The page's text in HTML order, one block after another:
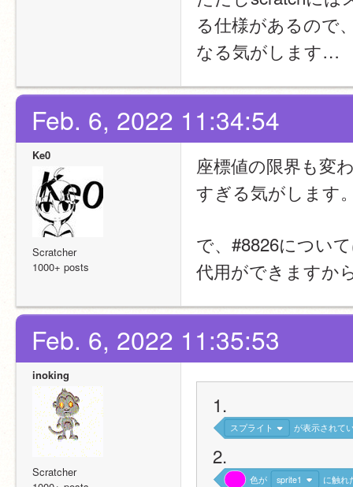
る仕様があるので
なる気がします…
Feb. 6, 2022 11:34:54
Ke0
Scratcher
1000+ posts
座標値の限界も変
すぎる気がします
で、#8826につい
代用ができますか
Feb. 6, 2022 11:35:53
inoking
Scratcher
1.
スプライト が表示されて
2.
色が sprite1 に触れ